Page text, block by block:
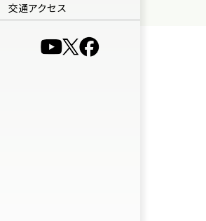
交通アクセス
（別ウインドウで開きます）
（別ウインドウで開きま
（別ウインドウで開